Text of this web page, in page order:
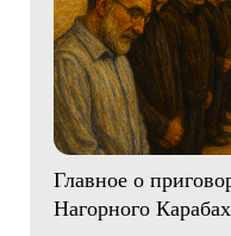
Главное о
Нагорного